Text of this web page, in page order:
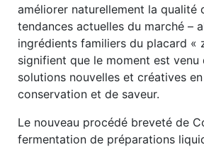
améliorer naturellement la qualité
tendances actuelles du marché –
ingrédients familiers du placard «
signifient que le moment est
solutions nouvelles et créatives
conservation et de saveur.
Le nouveau procédé breveté de
fermentation de préparations